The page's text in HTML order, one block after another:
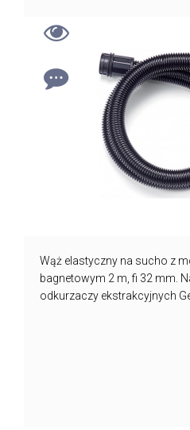
Wąż elastyczny na sucho z
bagnetowym 2 m, fi 32 mm.
odkurzaczy ekstrakcyjnych